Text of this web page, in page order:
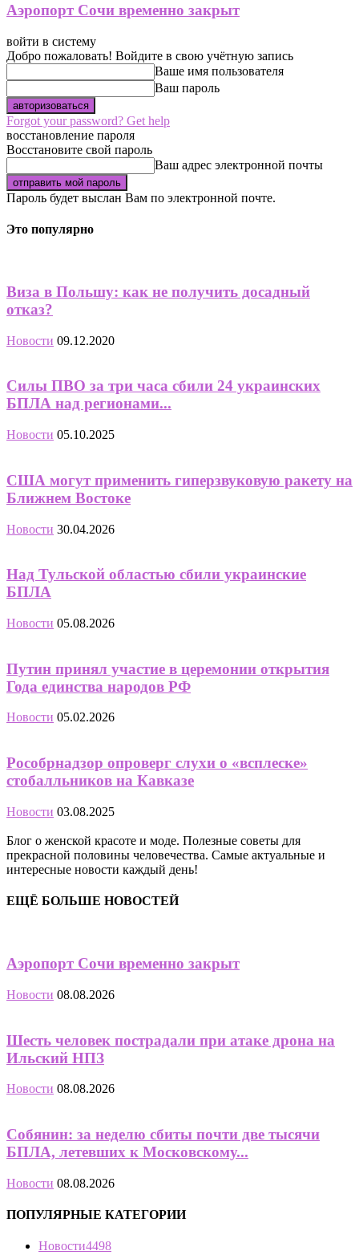
Аэропорт Сочи временно закрыт
войти в систему
Добро пожаловать! Войдите в свою учётную запись
Ваше имя пользователя
Ваш пароль
Forgot your password? Get help
восстановление пароля
Восстановите свой пароль
Ваш адрес электронной почты
Пароль будет выслан Вам по электронной почте.
Это популярно
Виза в Польшу: как не получить досадный
отказ?
Новости 09.12.2020
Силы ПВО за три часа сбили 24 украинских
БПЛА над регионами...
Новости 05.10.2025
США могут применить гиперзвуковую ракету на
Ближнем Востоке
Новости 30.04.2026
Над Тульской областью сбили украинские
БПЛА
Новости 05.08.2026
Путин принял участие в церемонии открытия
Года единства народов РФ
Новости 05.02.2026
Рособрнадзор опроверг слухи о «всплеске»
стобалльников на Кавказе
Новости 03.08.2025
Блог о женской красоте и моде. Полезные советы для
прекрасной половины человечества. Самые актуальные и
интересные новости каждый день!
ЕЩЁ БОЛЬШЕ НОВОСТЕЙ
Аэропорт Сочи временно закрыт
Новости 08.08.2026
Шесть человек пострадали при атаке дрона на
Ильский НПЗ
Новости 08.08.2026
Собянин: за неделю сбиты почти две тысячи
БПЛА, летевших к Московскому...
Новости 08.08.2026
ПОПУЛЯРНЫЕ КАТЕГОРИИ
Новости4498